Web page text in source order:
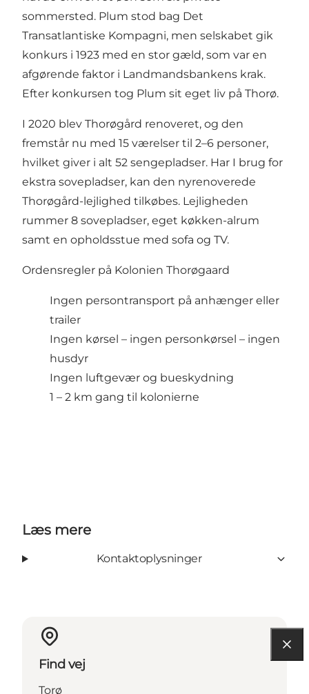
sommersted. Plum stod bag Det
Transatlantiske Kompagni, men selskabet gik
konkurs i 1923 med en stor gæld, som var en
afgørende faktor i Landmandsbankens krak.
Efter konkursen tog Plum sit eget liv på Thorø.
I 2020 blev Thorøgård renoveret, og den
fremstår nu med 15 værelser til 2–6 personer,
hvilket giver i alt 52 sengepladser. Har I brug for
ekstra sovepladser, kan den nyrenoverede
Thorøgård-lejlighed tilkøbes. Lejligheden
rummer 8 sovepladser, eget køkken-alrum
samt en opholdsstue med sofa og TV.
Ordensregler på Kolonien Thorøgaard
Ingen persontransport på anhænger eller
trailer
Ingen kørsel – ingen personkørsel – ingen
husdyr
Ingen luftgevær og bueskydning
1 – 2 km gang til kolonierne
Læs mere
Kontaktoplysninger
Find vej
Torø